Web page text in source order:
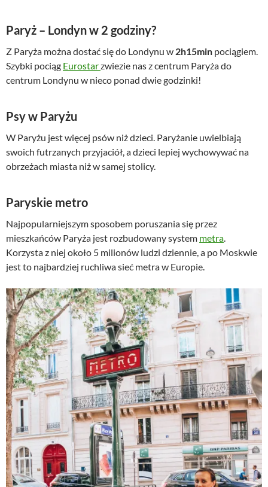
Paryż – Londyn w 2 godziny?
Z Paryża można dostać się do Londynu w 2h15min pociągiem.
Szybki pociąg Eurostarzwiezie nas z centrum Paryża do
centrum Londynu w nieco ponad dwie godzinki!
Psy w Paryżu
W Paryżu jest więcej psów niż dzieci. Paryżanie uwielbiają
swoich futrzanych przyjaciół, a dzieci lepiej wychowywać na
obrzeżach miasta niż w samej stolicy.
Paryskie metro
Najpopularniejszym sposobem poruszania się przez
mieszkańców Paryża jest rozbudowany system metra
Korzysta z niej około 5 milionów ludzi dziennie, a po Moskwie
jest to najbardziej ruchliwa sieć metra w Europie.